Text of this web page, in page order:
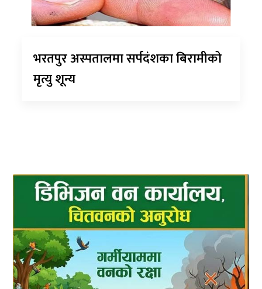
भरतपुर अस्पतालमा सर्पदंशका बिरामीको
मृत्यु शून्य